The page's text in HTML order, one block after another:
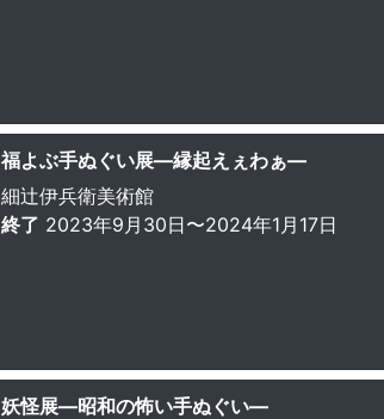
福よぶ手ぬぐい展—縁起えぇわぁ—
細辻伊兵衛美術館
終了 2023年9月30日〜2024年1月17日
妖怪展—昭和の怖い手ぬぐい—